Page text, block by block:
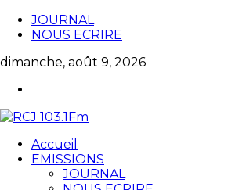
JOURNAL
NOUS ECRIRE
dimanche, août 9, 2026
Accueil
EMISSIONS
JOURNAL